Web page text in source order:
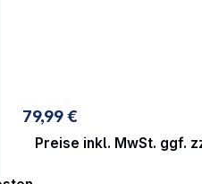
enthalten (optional erhältlich)
Unterstützte Ladeleistung:
79,99 €
Preise inkl. MwSt. ggf.